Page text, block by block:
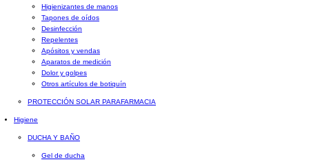
Higienizantes de manos
Tapones de oídos
Desinfección
Repelentes
Apósitos y vendas
Aparatos de medición
Dolor y golpes
Otros artículos de botiquín
PROTECCIÓN SOLAR PARAFARMACIA
Higiene
DUCHA Y BAÑO
Gel de ducha